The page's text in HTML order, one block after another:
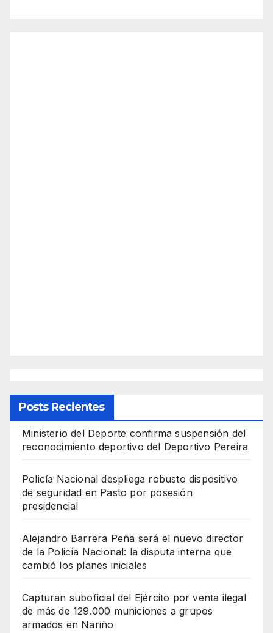
Posts Recientes
Ministerio del Deporte confirma suspensión del
reconocimiento deportivo del Deportivo Pereira
Policía Nacional despliega robusto dispositivo
de seguridad en Pasto por posesión
presidencial
Alejandro Barrera Peña será el nuevo director
de la Policía Nacional: la disputa interna que
cambió los planes iniciales
Capturan suboficial del Ejército por venta ilegal
de más de 129.000 municiones a grupos
armados en Nariño